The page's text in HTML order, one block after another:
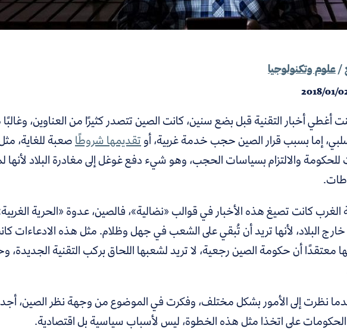
/علوم وتكنولوجيا
2018/01/
أغطي أخبار التقنية قبل بضع سنين، كانت الصين تتصدر كثيرًا من العناوين،
إما بسبب قرار الصين حجب خدمة غربية، أوتقديمها شروطًاصعبة للغاية،
للحكومة والالتزام بسياسات الحجب، وهو شيء دفع غوغل إلى مغادرة البلاد لأنها
كانت تصيغ هذه الأخبار في قوالب «نضالية»، فالصين، عدوة «الحرية
البلاد، لأنها تريد أن تُبقي على الشعب في جهل وظلام. مثل هذه الادعاءات
معتقدًا أن حكومة الصين رجعية، لا تريد لشعبها اللحاق بركب التقنية
نظرت إلى الأمور بشكل مختلف، وفكرت في الموضوع من وجهة نظر الصين، أجد
على اتخذا مثل هذه الخطوة، ليس لأسباب سياسية بل اقتصادية.